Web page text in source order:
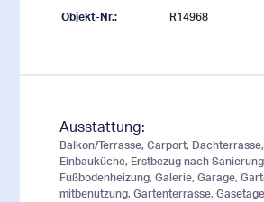
Objekt-Nr.:
R14968
Ausstattung:
Balkon/Terrasse, Carport,
Einbauküche, Erstbezug nach
Fußbodenheizung, Galerie, Garage,
mitbenutzung, Gartenterrasse,